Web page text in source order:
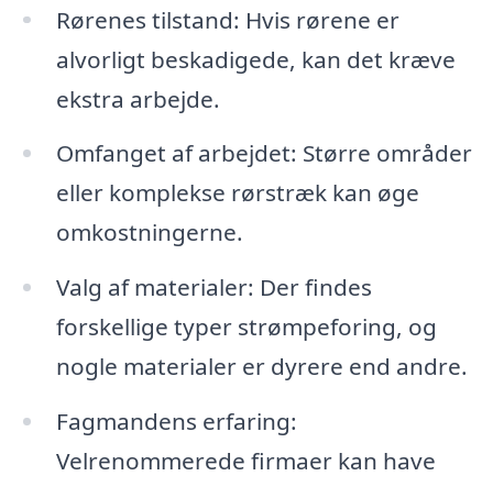
Rørenes tilstand: Hvis rørene er
alvorligt beskadigede, kan det kræve
ekstra arbejde.
Omfanget af arbejdet: Større områder
eller komplekse rørstræk kan øge
omkostningerne.
Valg af materialer: Der findes
forskellige typer strømpeforing, og
nogle materialer er dyrere end andre.
Fagmandens erfaring:
Velrenommerede firmaer kan have